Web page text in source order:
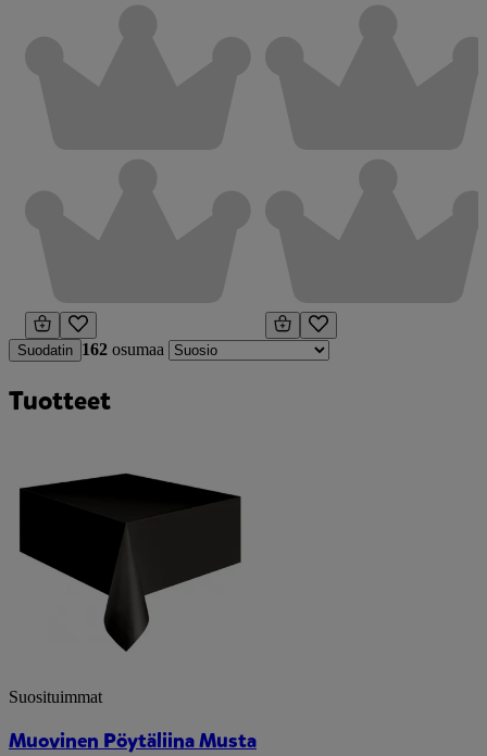
Suodatin 162 osumaa
Tuotteet
Suosituimmat
Muovinen Pöytäliina Musta